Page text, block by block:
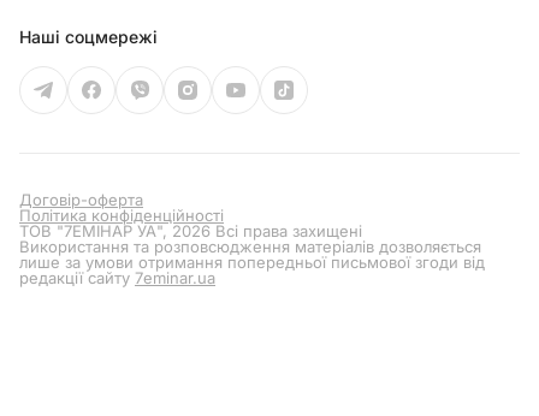
Наші соцмережі
Договір-оферта
Політика конфіденційності
ТОВ "7ЕМІНАР УА", 2026 Всі права захищені
Використання та розповсюдження матеріалів дозволяється
лише за умови отримання попередньої письмової згоди від
редакції сайту 7eminar.ua